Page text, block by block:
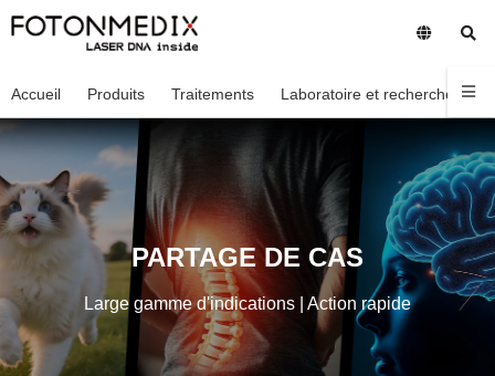
Accueil Produits Traitements Laboratoire et recherche
PARTAGE DE CAS
Large gamme d'indications | Action rapide